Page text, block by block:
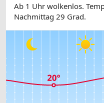
Ab 1 Uhr wolkenlos.
Nachmittag 29 Grad.